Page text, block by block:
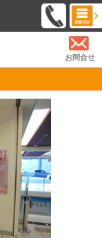
お問合せ